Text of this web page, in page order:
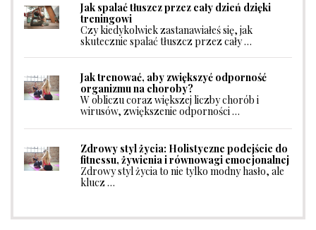
Jak spalać tłuszcz przez cały dzień dzięki
treningowi
Czy kiedykolwiek zastanawiałeś się, jak
skutecznie spalać tłuszcz przez cały …
Jak trenować, aby zwiększyć odporność
organizmu na choroby?
W obliczu coraz większej liczby chorób i
wirusów, zwiększenie odporności …
Zdrowy styl życia: Holistyczne podejście do
fitnessu, żywienia i równowagi emocjonalnej
Zdrowy styl życia to nie tylko modny hasło, ale
klucz …